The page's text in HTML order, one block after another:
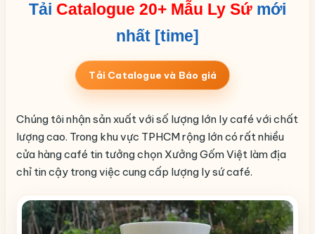
Tải Catalogue 20+ Mẫu Ly Sứ mới
nhất [time]
Tải Catalogue và Báo giá
Chúng tôi nhận sản xuất với số lượng lớn ly café với chất
lượng cao. Trong khu vực TPHCM rộng lớn có rất nhiều
cửa hàng café tin tưởng chọn Xưởng Gốm Việt làm địa
chỉ tin cậy trong việc cung cấp lượng ly sứ café.